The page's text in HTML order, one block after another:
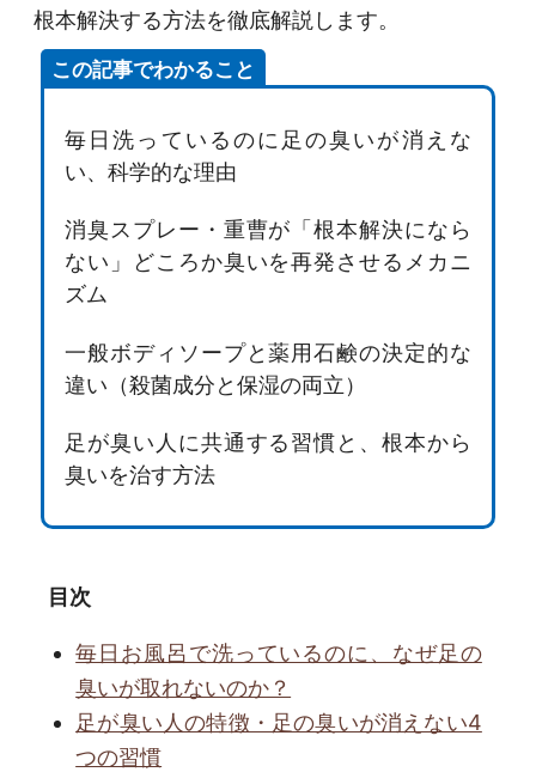
根本解決する方法を徹底解説します。
この記事でわかること
毎日洗っているのに足の臭いが消えな
い、科学的な理由
消臭スプレー・重曹が「根本解決になら
ない」どころか臭いを再発させるメカニ
ズム
一般ボディソープと薬用石鹸の決定的な
違い（殺菌成分と保湿の両立）
足が臭い人に共通する習慣と、根本から
臭いを治す方法
目次
毎日お風呂で洗っているのに、なぜ足の
臭いが取れないのか？
足が臭い人の特徴・足の臭いが消えない4
つの習慣